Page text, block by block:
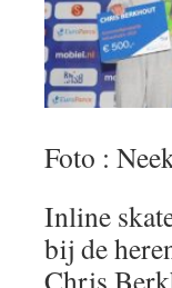
Foto :
Inline
bij de
Chris